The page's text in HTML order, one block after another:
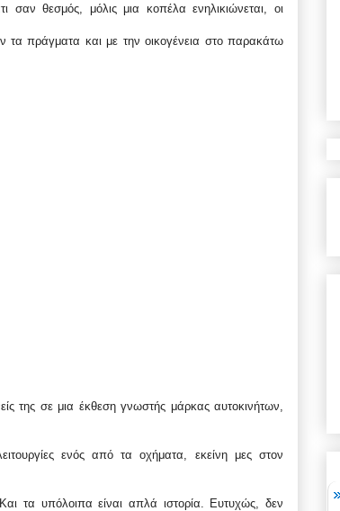
θεσμός, μόλις μια κοπέλα ενηλικιώνεται, οι
τα πράγματα και με την οικογένεια στο παρακάτω
της σε μια έκθεση γνωστής μάρκας αυτοκινήτων,
ενός από τα οχήματα, εκείνη μες στον
τα υπόλοιπα είναι απλά ιστορία. Ευτυχώς, δεν